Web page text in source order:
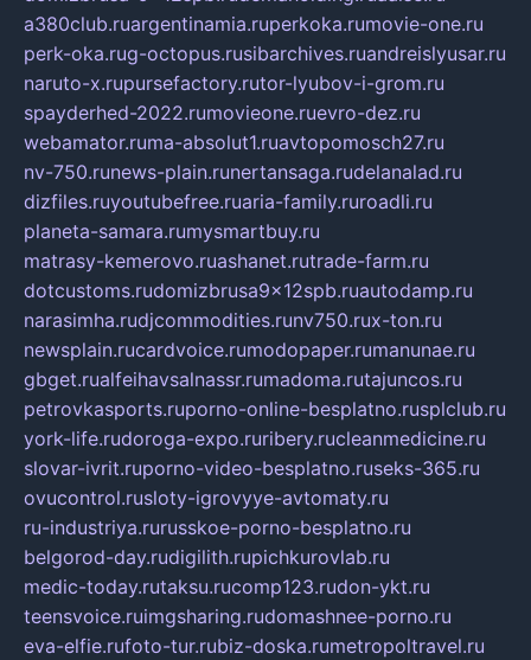
a380club.ruargentinamia.ruperkoka.rumovie-one.ru
perk-oka.rug-octopus.rusibarchives.ruandreislyusar.ru
naruto-x.rupursefactory.rutor-lyubov-i-grom.ru
spayderhed-2022.rumovieone.ruevro-dez.ru
webamator.ruma-absolut1.ruavtopomosch27.ru
nv-750.runews-plain.runertansaga.rudelanalad.ru
dizfiles.ruyoutubefree.ruaria-family.ruroadli.ru
planeta-samara.rumysmartbuy.ru
matrasy-kemerovo.ruashanet.rutrade-farm.ru
dotcustoms.rudomizbrusa9x12spb.ruautodamp.ru
narasimha.rudjcommodities.runv750.rux-ton.ru
newsplain.rucardvoice.rumodopaper.rumanunae.ru
gbget.rualfeihavsalnassr.rumadoma.rutajuncos.ru
petrovkasports.ruporno-online-besplatno.rusplclub.ru
york-life.rudoroga-expo.ruribery.rucleanmedicine.ru
slovar-ivrit.ruporno-video-besplatno.ruseks-365.ru
ovucontrol.rusloty-igrovyye-avtomaty.ru
ru-industriya.rurusskoe-porno-besplatno.ru
belgorod-day.rudigilith.rupichkurovlab.ru
medic-today.rutaksu.rucomp123.rudon-ykt.ru
teensvoice.ruimgsharing.rudomashnee-porno.ru
eva-elfie.rufoto-tur.rubiz-doska.rumetropoltravel.ru